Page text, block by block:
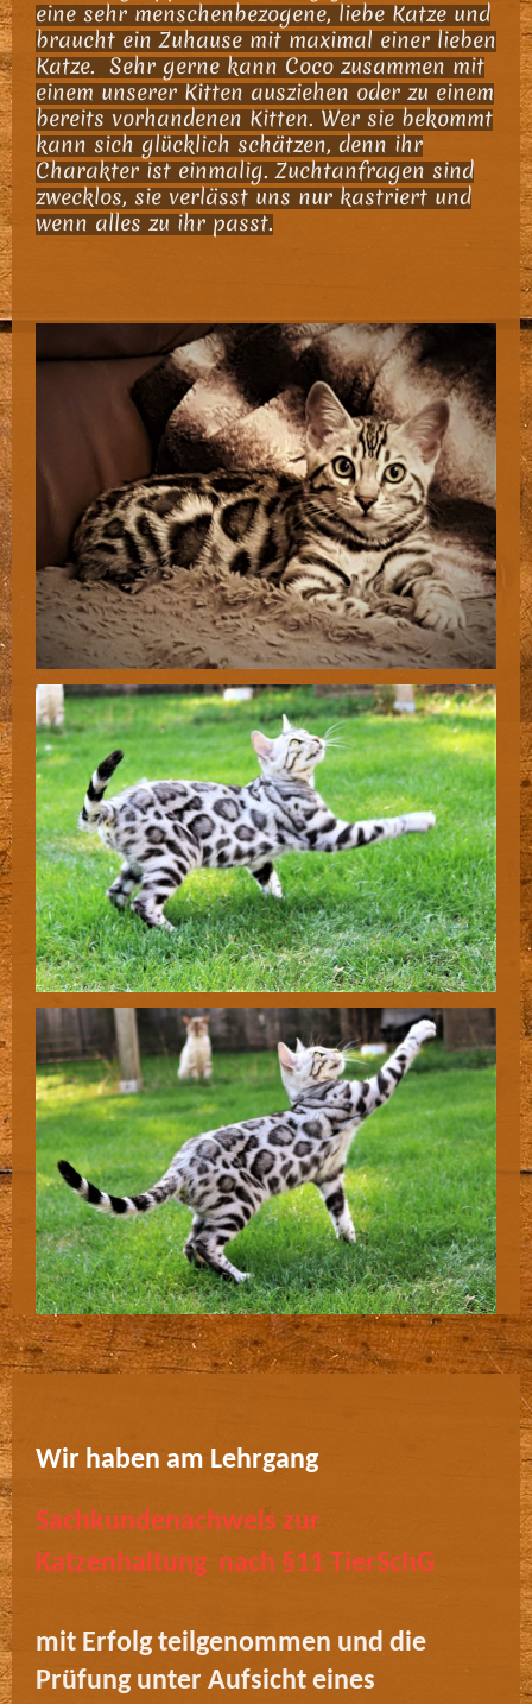
eine sehr menschenbezogene, liebe Katze und
braucht ein Zuhause mit maximal einer lieben
Katze. Sehr gerne kann Coco zusammen mit
einem unserer Kitten ausziehen oder zu einem
bereits vorhandenen Kitten. Wer sie bekommt
kann sich glücklich schätzen, denn ihr
Charakter ist einmalig. Zuchtanfragen sind
zwecklos, sie verlässt uns nur kastriert und
wenn alles zu ihr passt.
Wir haben am Lehrgang
Sachkundenachweis zur
Katzenhaltung nach §11 TierSchG
mit Erfolg teilgenommen und die
Prüfung unter Aufsicht eines